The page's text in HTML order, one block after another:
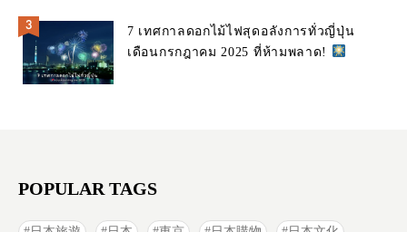
7 เทศกาลดอกไม้ไฟสุดอลังการทั่วญี่ปุ่น
เดือนกรกฎาคม 2025 ที่ห้ามพลาด!
POPULAR TAGS